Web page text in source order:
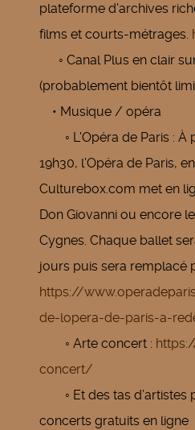
plateforme d'archives
films et courts-métrages.
◦ Canal Plus en clair
(probablement bientôt
• Musique / opéra
◦ L'Opéra de Paris : À
19h30, l'Opéra de Paris,
Culturebox.com met en
Don Giovanni ou encore
Cygnes. Chaque ballet
jours puis sera remplacé
https://
de-lopera-de-paris-a-
◦ Arte concert :
concert/
◦ Et des tas d’artistes
concerts gratuits en ligne